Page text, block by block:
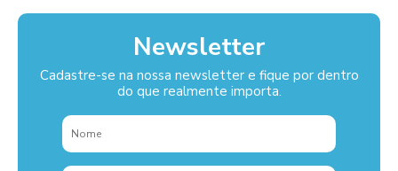
Newsletter
Cadastre-se na nossa newsletter e fique por dentro
do que realmente importa.